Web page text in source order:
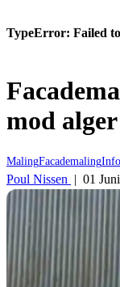
TypeError: Failed
mod alger
MalingFacademaling
Poul Nissen | 01